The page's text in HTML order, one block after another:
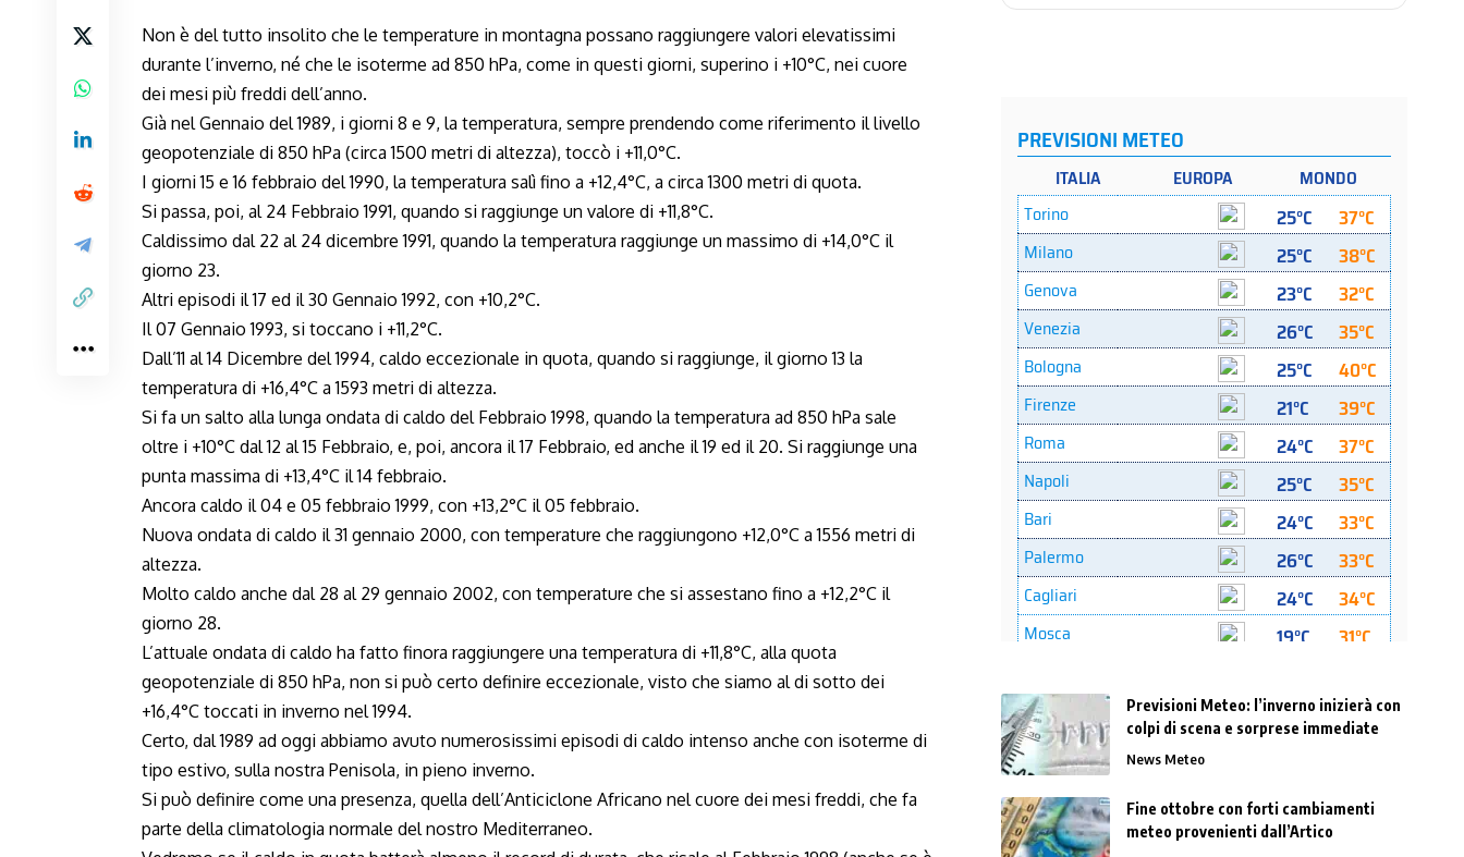
Non è del tutto insolito che le temperature in montagna possano raggiungere valori elevatissimi
durante l’inverno, né che le isoterme ad 850 hPa, come in questi giorni, superino i +10°C, nei cuore
dei mesi più freddi dell’anno.
Già nel Gennaio del 1989, i giorni 8 e 9, la temperatura, sempre prendendo come riferimento il livello
geopotenziale di 850 hPa (circa 1500 metri di altezza), toccò i +11,0°C.
I giorni 15 e 16 febbraio del 1990, la temperatura salì fino a +12,4°C, a circa 1300 metri di quota.
Si passa, poi, al 24 Febbraio 1991, quando si raggiunge un valore di +11,8°C.
Caldissimo dal 22 al 24 dicembre 1991, quando la temperatura raggiunge un massimo di +14,0°C il
giorno 23.
Altri episodi il 17 ed il 30 Gennaio 1992, con +10,2°C.
Il 07 Gennaio 1993, si toccano i +11,2°C.
Dall’11 al 14 Dicembre del 1994, caldo eccezionale in quota, quando si raggiunge, il giorno 13 la
temperatura di +16,4°C a 1593 metri di altezza.
Si fa un salto alla lunga ondata di caldo del Febbraio 1998, quando la temperatura ad 850 hPa sale
oltre i +10°C dal 12 al 15 Febbraio, e, poi, ancora il 17 Febbraio, ed anche il 19 ed il 20. Si raggiunge una
punta massima di +13,4°C il 14 febbraio.
Ancora caldo il 04 e 05 febbraio 1999, con +13,2°C il 05 febbraio.
Nuova ondata di caldo il 31 gennaio 2000, con temperature che raggiungono +12,0°C a 1556 metri di
altezza.
Molto caldo anche dal 28 al 29 gennaio 2002, con temperature che si assestano fino a +12,2°C il
giorno 28.
L’attuale ondata di caldo ha fatto finora raggiungere una temperatura di +11,8°C, alla quota
geopotenziale di 850 hPa, non si può certo definire eccezionale, visto che siamo al di sotto dei
+16,4°C toccati in inverno nel 1994.
Certo, dal 1989 ad oggi abbiamo avuto numerosissimi episodi di caldo intenso anche con isoterme di
tipo estivo, sulla nostra Penisola, in pieno inverno.
Si può definire come una presenza, quella dell’Anticiclone Africano nel cuore dei mesi freddi, che fa
parte della climatologia normale del nostro Mediterraneo.
Previsioni Meteo: l’inverno inizierà con
colpi di scena e sorprese immediate
News Meteo
Fine ottobre con forti cambiamenti
meteo provenienti dall’Artico